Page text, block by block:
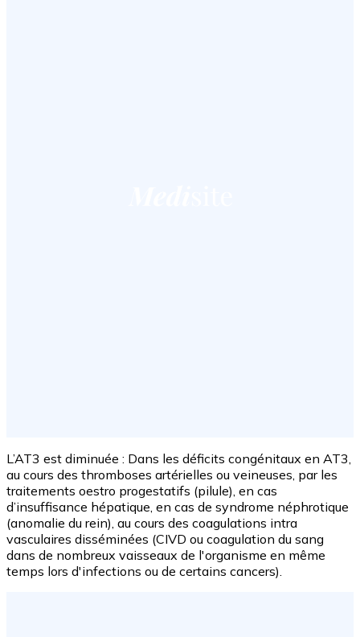
L’AT3 est diminuée : Dans les déficits congénitaux en AT3,
au cours des thromboses artérielles ou veineuses, par les
traitements oestro progestatifs (pilule), en cas
d’insuffisance hépatique, en cas de syndrome néphrotique
(anomalie du rein), au cours des coagulations intra
vasculaires disséminées (CIVD ou coagulation du sang
dans de nombreux vaisseaux de l'organisme en même
temps lors d'infections ou de certains cancers).